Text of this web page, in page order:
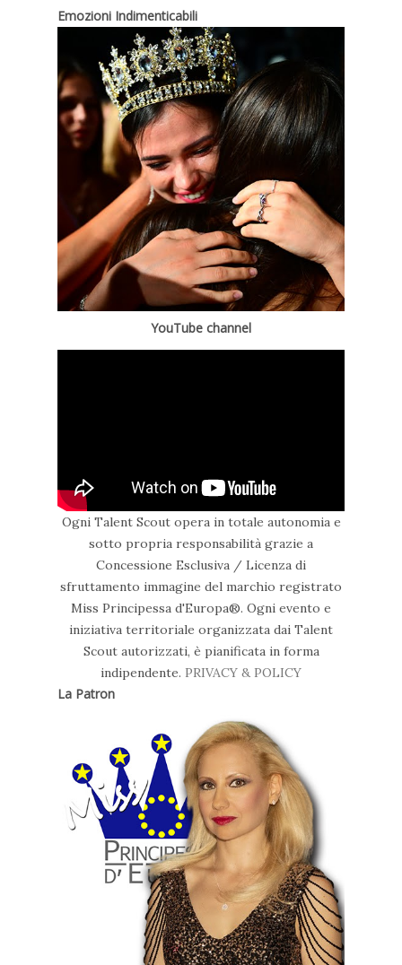
Emozioni Indimenticabili
YouTube channel
Ogni Talent Scout opera in totale autonomia e
sotto propria responsabilità grazie a
Concessione Esclusiva / Licenza di
sfruttamento immagine del marchio registrato
Miss Principessa d'Europa®. Ogni evento e
iniziativa territoriale organizzata dai Talent
Scout autorizzati, è pianificata in forma
indipendente. PRIVACY & POLICY
La Patron